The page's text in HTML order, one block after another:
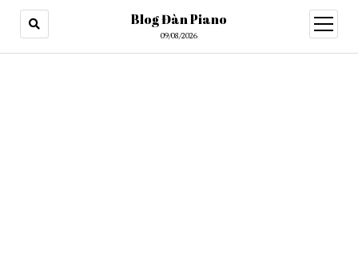
Blog Đàn Piano
09/08/2026
open
menu